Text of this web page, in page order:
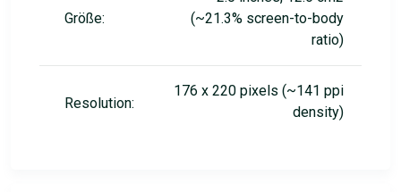
Größe:
(~21.3% screen-to-body
ratio)
Resolution:
176 x 220 pixels (~141 ppi
density)